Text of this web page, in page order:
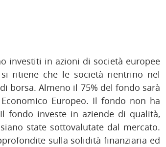
investiti in azioni di società europee
ritiene che le società rientrino nel
borsa. Almeno il 75% del fondo sarà
Europeo. Il fondo non ha
fondo investe in aziende di qualità,
state sottovalutate dal mercato.
sulla solidità finanziaria ed